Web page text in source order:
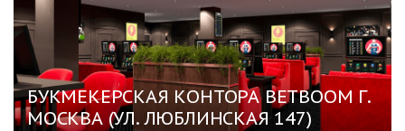
БУКМЕКЕРСКАЯ КОНТОРА BETBOOM Г.
МОСКВА (УЛ. ЛЮБЛИНСКАЯ 147)